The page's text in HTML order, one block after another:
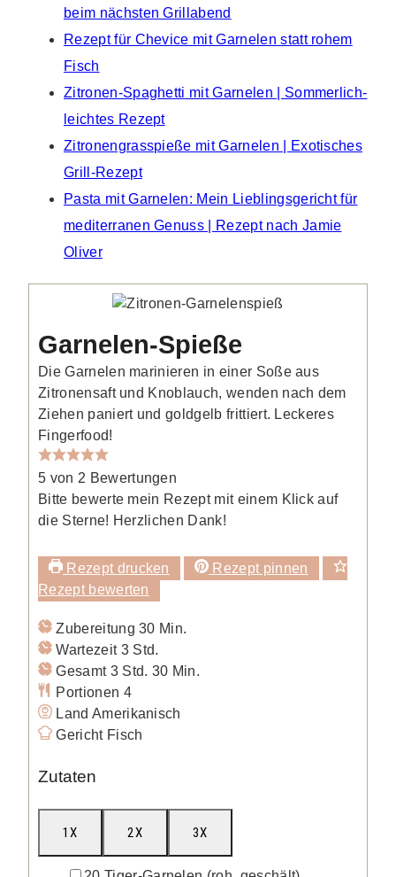
beim nächsten Grillabend
Rezept für Chevice mit Garnelen statt rohem
Fisch
Zitronen-Spaghetti mit Garnelen | Sommerlich-
leichtes Rezept
Zitronengrasspieße mit Garnelen | Exotisches
Grill-Rezept
Pasta mit Garnelen: Mein Lieblingsgericht für
mediterranen Genuss | Rezept nach Jamie
Oliver
Garnelen-Spieße
Die Garnelen marinieren in einer Soße aus
Zitronensaft und Knoblauch, wenden nach dem
Ziehen paniert und goldgelb frittiert. Leckeres
Fingerfood!
5 von 2 Bewertungen
Bitte bewerte mein Rezept mit einem Klick auf
die Sterne! Herzlichen Dank!
Rezept drucken
Rezept pinnen
Rezept bewerten
Zubereitung30Minuten
Min.
Wartezeit 3Stunden
Std.
Gesamt 3Stunden
Std. 30Minuten
Min.
Portionen 4
Land Amerikanisch
Gericht Fisch
Zutaten
1X 2X 3X